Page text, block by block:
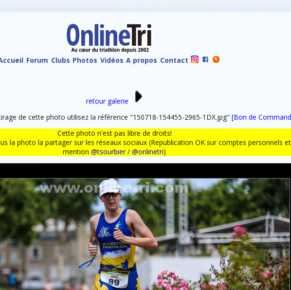
Forum Clubs Photos Vidéos A propos Contact
retour galerie
de cette photo utilisez la référence "150718-154455-2965-1DX.jpg" [Bon de
Cette photo n'est pas libre de droits!
la photo la partager sur les réseaux sociaux (Republication OK sur comptes personnels
mention @tsourbier/ @onlinetri)